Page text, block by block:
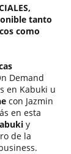
tanto
como
Demand
en Kabuki u
con Jazmin
en esta
y
de la